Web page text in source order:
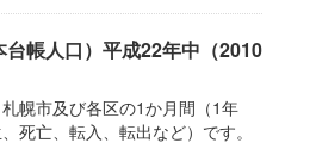
台帳人口）平成22年中（2010
幌市及び各区の1か月間（1年
死亡、転入、転出など）です。